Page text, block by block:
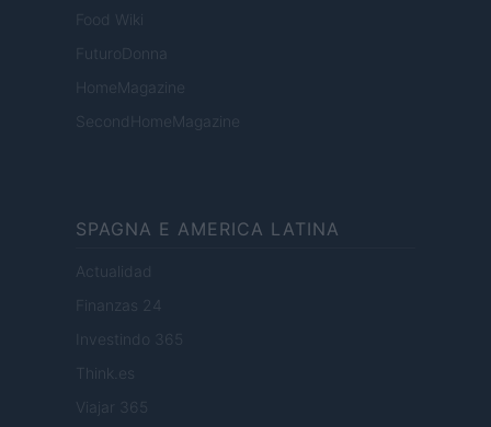
Food Wiki
FuturoDonna
HomeMagazine
SecondHomeMagazine
SPAGNA E AMERICA LATINA
Actualidad
Finanzas 24
Investindo 365
Think.es
Viajar 365